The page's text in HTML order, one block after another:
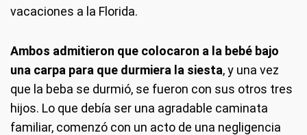
vacaciones a la Florida.
Ambos admitieron que colocaron a la bebé bajo
una carpa para que durmiera la siesta, y una vez
que la beba se durmió, se fueron con sus otros tres
hijos. Lo que debía ser una agradable caminata
familiar, comenzó con un acto de una negligencia